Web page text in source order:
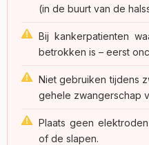
(in de buurt van de
Bij kankerpatienten
betrokken is – eerst
Niet gebruiken tijdens
gehele zwangerschap
Plaats geen
of de slapen.